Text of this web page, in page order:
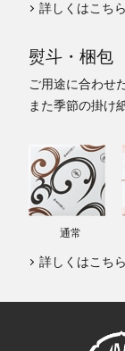
詳しくはこちら
熨斗・梱包
ご用途に合わせ
また季節の掛け
通常
詳しくはこちら